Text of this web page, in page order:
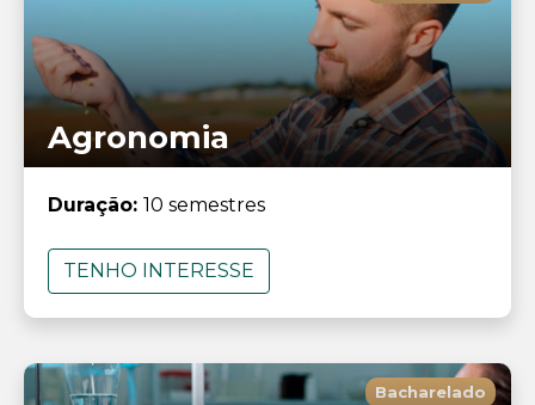
Agronomia
Duração: 10 semestres
TENHO INTERESSE
Bacharelado